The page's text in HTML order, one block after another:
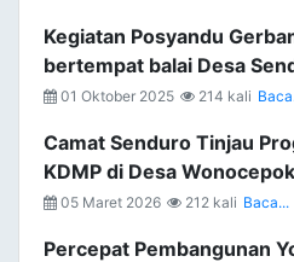
Kegiatan Posyandu
bertempat balai Desa
01 Oktober 2025 214 kali
Camat Senduro Tinjau
KDMP di Desa
05 Maret 2026 212 kali Baca...
Percepat Pembangunan